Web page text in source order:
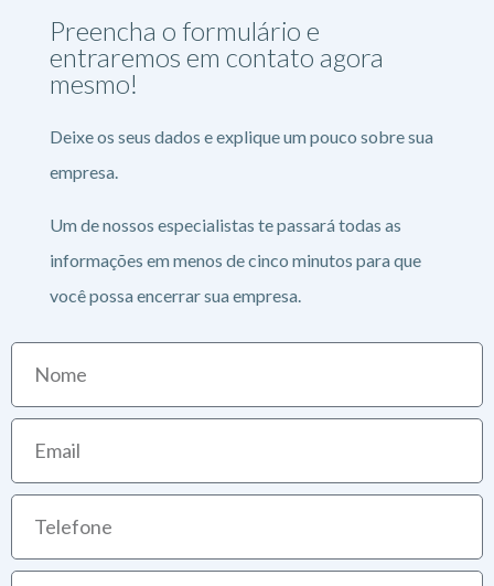
Preencha o formulário e
entraremos em contato agora
mesmo!
Deixe os seus dados e explique um pouco sobre sua
empresa.
Um de nossos especialistas te passará todas as
informações em menos de cinco minutos para que
você possa encerrar sua empresa.